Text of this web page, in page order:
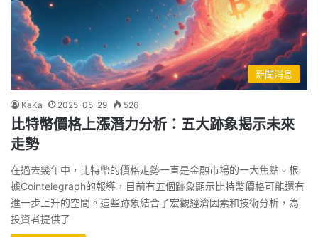
新聞消息
KaKa 2025-05-29 526
比特幣價格上漲潛力分析：五大跡象揭示未來
走勢
在過去幾年中，比特幣的價格走勢一直是金融市場的一大焦點。根
據Cointelegraph的報導，目前有五個跡象顯示比特幣價格可能還有
進一步上升的空間。這些跡象結合了宏觀經濟因素和技術分析，為
投資者提供了